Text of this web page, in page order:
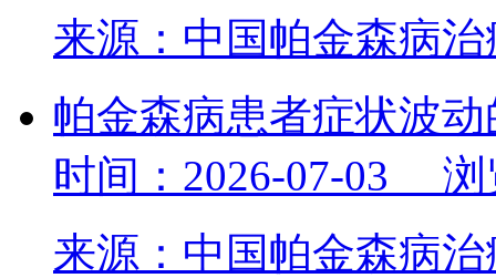
来源：中国帕金森病
帕金森病患者症状波
时间：2026-07-03 浏
来源：中国帕金森病